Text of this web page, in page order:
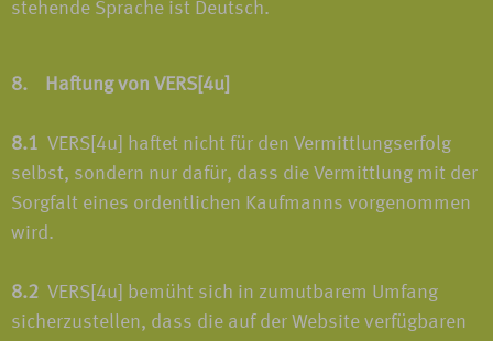
stehende Sprache ist Deutsch.
8. Haftung von VERS[4u]
8.1 VERS[4u] haftet nicht für den Vermittlungserfolg
selbst, sondern nur dafür, dass die Vermittlung mit der
Sorgfalt eines ordentlichen Kaufmanns vorgenommen
wird.
8.2 VERS[4u] bemüht sich in zumutbarem Umfang
sicherzustellen, dass die auf der Website verfügbaren